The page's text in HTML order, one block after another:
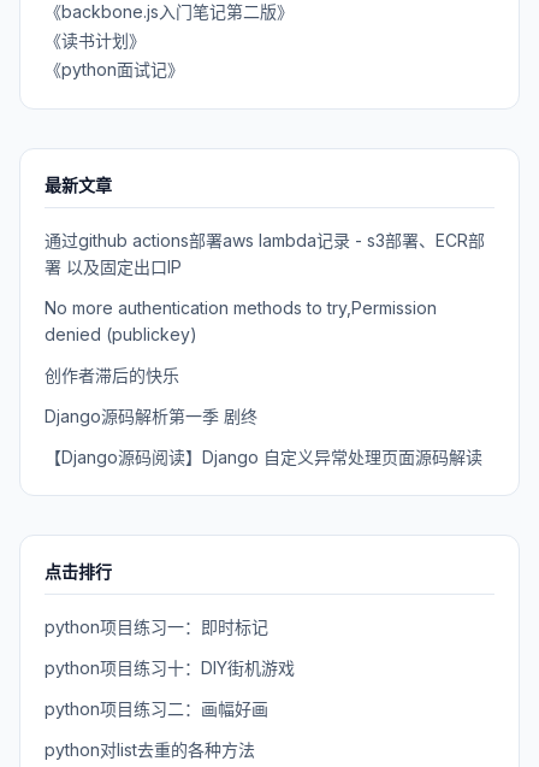
《backbone.js入门笔记第二版》
《读书计划》
《python面试记》
最新文章
通过github actions部署aws lambda记录 - s3部署、ECR部
署 以及固定出口IP
No more authentication methods to try,Permission
denied (publickey)
创作者滞后的快乐
Django源码解析第一季 剧终
【Django源码阅读】Django 自定义异常处理页面源码解读
点击排行
python项目练习一：即时标记
python项目练习十：DIY街机游戏
python项目练习二：画幅好画
python对list去重的各种方法